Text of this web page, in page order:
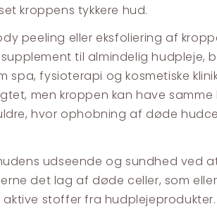
kroppens tykkere hud.
peeling eller eksfoliering af
til almindelig hudpleje,
fysioterapi og kosmetiske
men kroppen kan have samme
hvor ophobning af døde
udseende og sundhed ved
det lag af døde celler, som
stoffer fra hudplejeprodukter.